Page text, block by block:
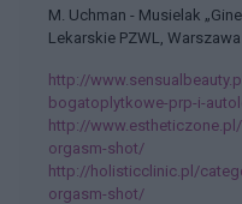
M. Uchman - Musielak
Lekarskie PZWL,
http://
bogatoplytkowe-prp-i-
http://
orgasm-shot/
http://holisticclinic.pl/
orgasm-shot/